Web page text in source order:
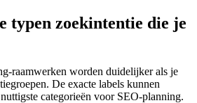
typen zoekintentie die je
raamwerken worden duidelijker als je
De exacte labels kunnen
categorieën voor SEO-planning.